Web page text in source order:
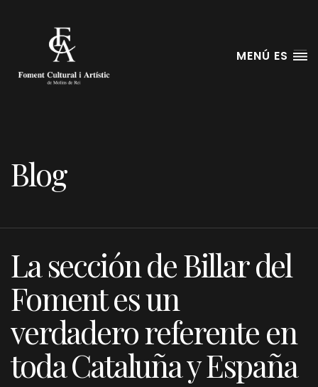
MENÚ ES
Blog
La sección de Billar del
Foment es un
verdadero referente en
toda Cataluña y España